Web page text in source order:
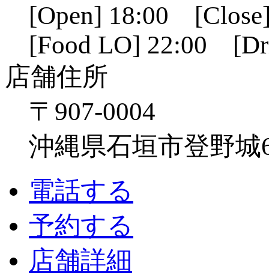
[Open] 18:00
[Food LO] 22:00
店舗住所
〒907-0004
沖縄県石垣市登野城
電話する
予約する
店舗詳細